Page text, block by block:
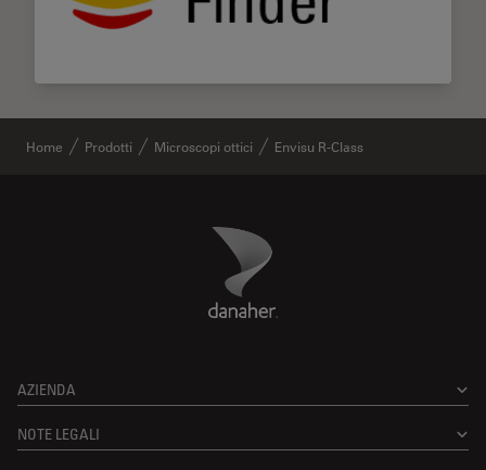
Home Prodotti Microscopi ottici Envisu R-Class
Danaher Logo
AZIENDA
NOTE LEGALI